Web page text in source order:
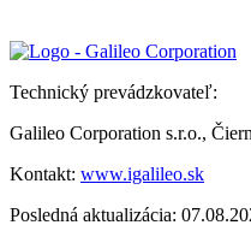
Technický prevádzkovateľ:
Galileo Corporation s.r.o.,
Kontakt: www.igalileo.sk
Posledná aktualizácia: